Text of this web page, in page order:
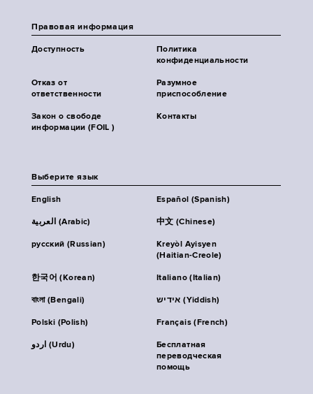
Правовая информация
Доступность
Политика
конфиденциальности
Отказ от
ответственности
Разумное
приспособление
Закон о свободе
информации (FOIL )
Контакты
Выберите язык
English Español (Spanish)
العربية (Arabic) 中文 (Chinese)
русский (Russian)
Kreyòl Ayisyen
(Haitian-Creole)
한국어 (Korean) Italiano (Italian)
বাংলা (Bengali) אידיש (Yiddish)
Polski (Polish) Français (French)
اردو (Urdu)
Бесплатная
переводческая
помощь